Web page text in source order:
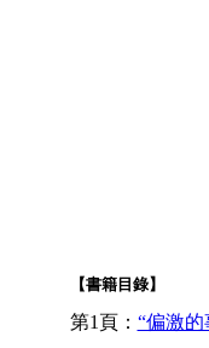
【書籍目錄】
第1頁： “偏激